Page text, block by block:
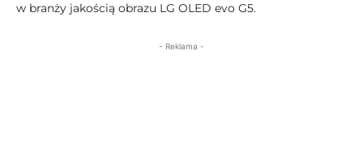
w branży jakością obrazu LG OLED evo G5.
- Reklama -